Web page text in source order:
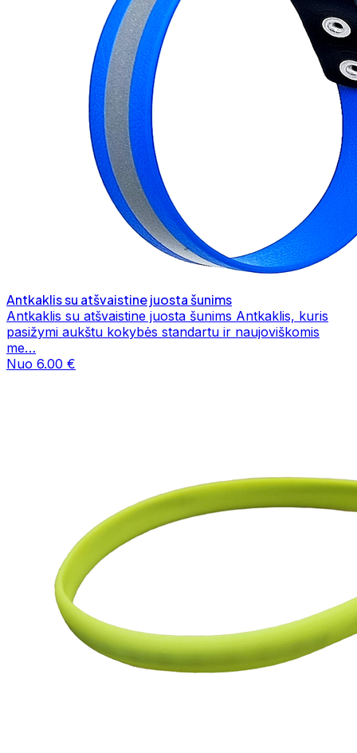
Antkaklis su atšvaistine juosta šunims
Antkaklis su atšvaistine juosta šunims Antkaklis, kuris
pasižymi aukštu kokybės standartu ir naujoviškomis
me…
Nuo 6.00 €